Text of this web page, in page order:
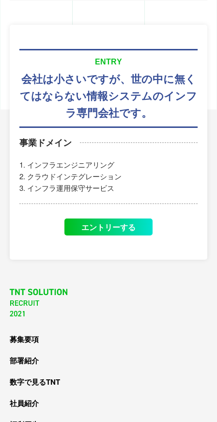
ENTRY
会社は小さいですが、 世の中に無く
てはならない情報システムのインフ
ラ専門会社です。
事業ドメイン
インフラエンジニアリング
クラウドインテグレーション
インフラ運用保守サービス
エントリーする
募集要項
部署紹介
数字で見るTNT
社員紹介